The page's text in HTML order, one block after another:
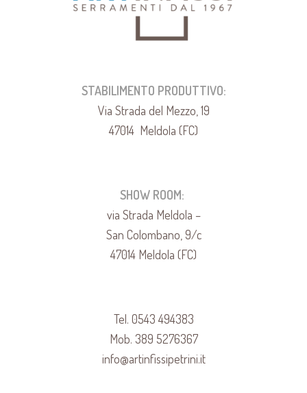
STABILIMENTO PRODUTTIVO:
Via Strada del Mezzo, 19
47014 Meldola (FC)
SHOW ROOM:
via Strada Meldola –
San Colombano, 9/c
47014 Meldola (FC)
Tel. 0543 494383
Mob. 389 5276367
info@artinfissipetrini.it